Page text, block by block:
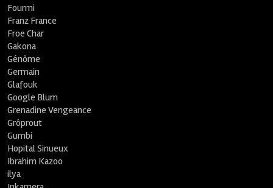
Fourmi
Franz France
Froe Char
Gakona
Génôme
Germain
Glafouk
Google Blum
Grenadine Vengeance
Grôprout
Gumbi
Hopital Sinueux
Ibrahim Kazoo
ilya